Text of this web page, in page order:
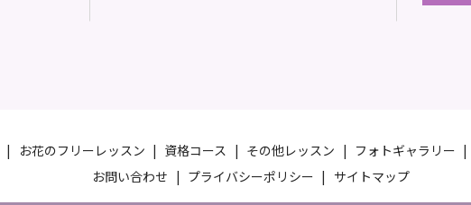
お花のフリーレッスン 資格コース その他レッスン フォトギャラリー
お問い合わせ
プライバシーポリシー サイトマップ